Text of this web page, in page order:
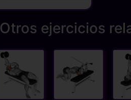
Otros ejercicios